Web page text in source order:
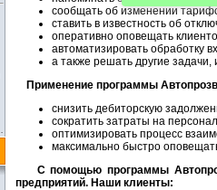
сообщать об изменении
ставить в известность об
оперативно оповещать
автоматизировать обработку
а также решать другие
Применение программы
снизить дебиторскую
сократить затраты на
оптимизировать процесс
максимально быстро
С помощью программы
предприятий. Наши клиенты: